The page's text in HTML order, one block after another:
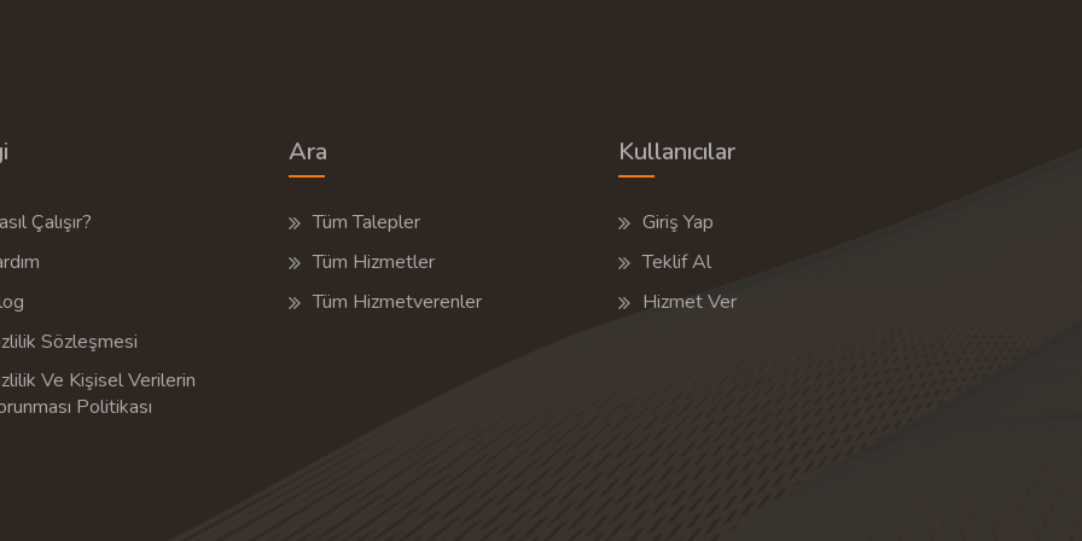
Çalışır?
Sözleşmesi
Ve Kişisel Verilerin
Politikası
Ara
Tüm Talepler
Tüm Hizmetler
Tüm Hizmetverenler
Kullanıcılar
Giriş Yap
Teklif Al
Hizmet Ver